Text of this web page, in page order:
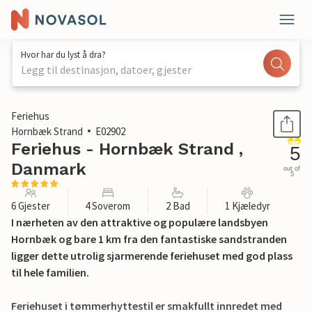
Hvor har du lyst å dra?
Legg til destinasjon, datoer, gjester
1 / 22
Feriehus
Hornbæk Strand
E02902
Feriehus - Hornbæk Strand ,
Danmark
5
out of
5
6 Gjester 4 Soverom 2 Bad 1 Kjæledyr
I nærheten av den attraktive og populære landsbyen
Hornbæk og bare 1 km fra den fantastiske sandstranden
ligger dette utrolig sjarmerende feriehuset med god plass
til hele familien.
Feriehuset i tømmerhyttestil er smakfullt innredet med